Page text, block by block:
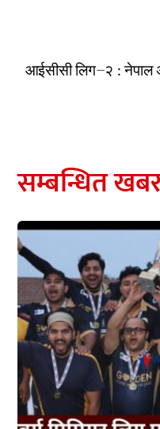
आईसीसी लिग–२ : नेपाल
सम्बन्धित